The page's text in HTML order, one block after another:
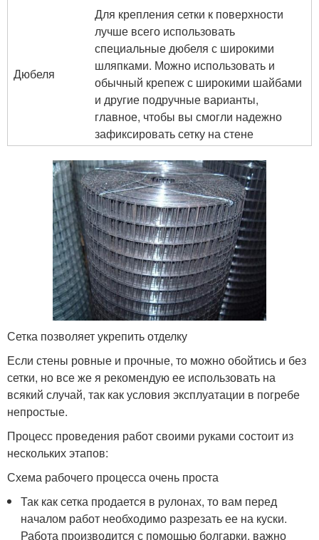
Дюбеля
Для крепления сетки к поверхности
лучше всего использовать
специальные дюбеля с широкими
шляпками. Можно использовать и
обычный крепеж с широкими шайбами
и другие подручные варианты,
главное, чтобы вы смогли надежно
зафиксировать сетку на стене
Сетка позволяет укрепить отделку
Если стены ровные и прочные, то можно обойтись и без
сетки, но все же я рекомендую ее использовать на
всякий случай, так как условия эксплуатации в погребе
непростые.
Процесс проведения работ своими руками состоит из
нескольких этапов:
Схема рабочего процесса очень проста
Так как сетка продается в рулонах, то вам перед
началом работ необходимо разрезать ее на куски.
Работа производится с помощью болгарки, важно